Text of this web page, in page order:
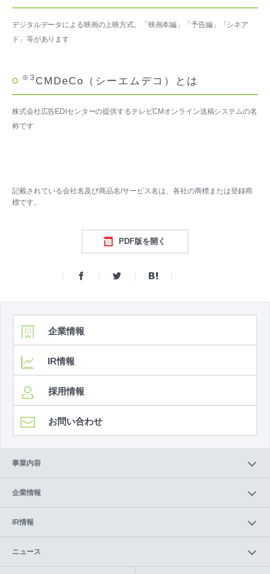
デジタルデータによる映画の上映方式。「映画本編」「予告編」「シネア
ド」等があります
※3 CMDeCo（シーエムデコ）とは
株式会社広告EDIセンターの提供するテレビCMオンライン送稿システムの名
称です
記載されている会社名及び商品名/サービス名は、各社の商標または登録商
標です。
PDF版を開く
企業情報
IR情報
採用情報
お問い合わせ
事業内容
企業情報
IR情報
ニュース